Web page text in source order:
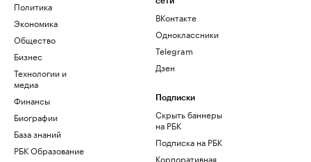
Политика
Экономика
Общество
Бизнес
Технологии и
медиа
Финансы
Биографии
База знаний
РБК Образование
ВКонтакте
Одноклассники
Telegram
Дзен
Подписки
Скрыть баннеры
на РБК
Подписка на РБК
Корпоративная